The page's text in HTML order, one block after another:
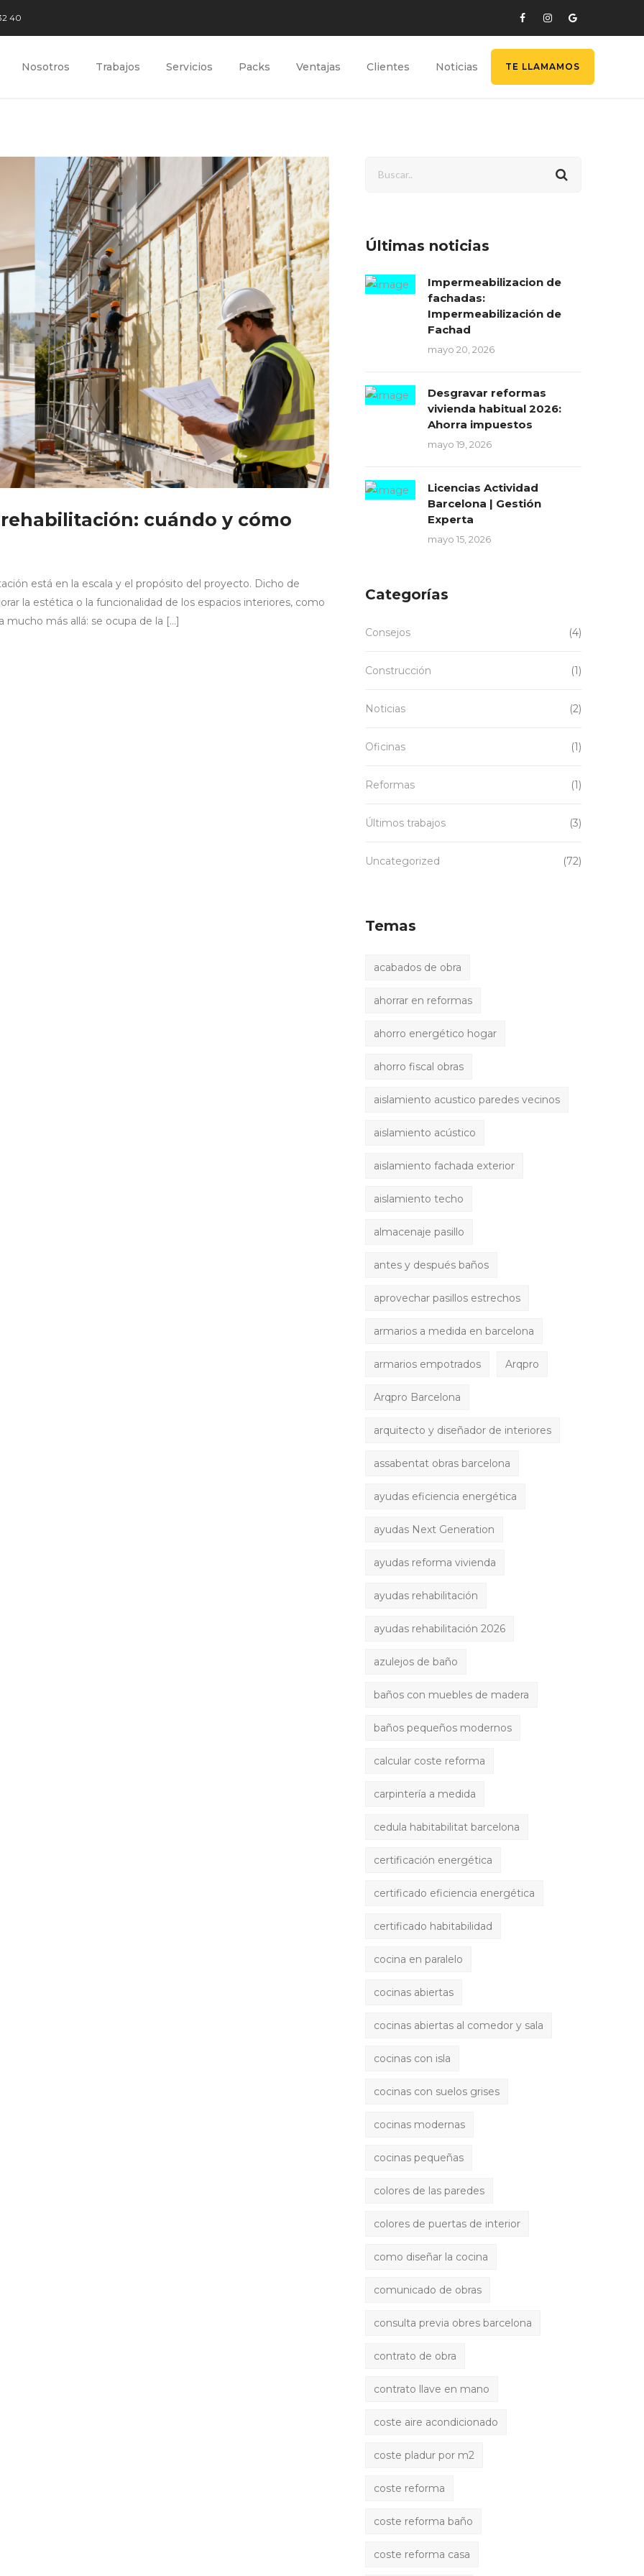
40
Nosotros Trabajos Servicios Packs Ventajas Clientes Noticias TE LLAMAMOS
cuándo y cómo
está en la escala y el propósito del proyecto. Dicho de
la estética o la funcionalidad de los espacios interiores, como
más allá: se ocupa de la […]
Últimas noticias
Impermeabilizacion de
fachadas:
Impermeabilización de
Fachad
mayo 20, 2026
Desgravar reformas
vivienda habitual 2026:
Ahorra impuestos
mayo 19, 2026
Licencias Actividad
Barcelona | Gestión
Experta
mayo 15, 2026
Categorías
Consejos (4)
Construcción (1)
Noticias (2)
Oficinas (1)
Reformas (1)
Últimos trabajos (3)
Uncategorized (72)
Temas
acabados de obra
ahorrar en reformas
ahorro energético hogar
ahorro fiscal obras
aislamiento acustico paredes vecinos
aislamiento acústico
aislamiento fachada exterior
aislamiento techo
almacenaje pasillo
antes y después baños
aprovechar pasillos estrechos
armarios a medida en barcelona
armarios empotrados Arqpro
Arqpro Barcelona
arquitecto y diseñador de interiores
assabentat obras barcelona
ayudas eficiencia energética
ayudas Next Generation
ayudas reforma vivienda
ayudas rehabilitación
ayudas rehabilitación 2026
azulejos de baño
baños con muebles de madera
baños pequeños modernos
calcular coste reforma
carpintería a medida
cedula habitabilitat barcelona
certificación energética
certificado eficiencia energética
certificado habitabilidad
cocina en paralelo
cocinas abiertas
cocinas abiertas al comedor y sala
cocinas con isla
cocinas con suelos grises
cocinas modernas
cocinas pequeñas
colores de las paredes
colores de puertas de interior
como diseñar la cocina
comunicado de obras
consulta previa obres barcelona
contrato de obra
contrato llave en mano
coste aire acondicionado
coste pladur por m2
coste reforma
coste reforma baño
coste reforma casa